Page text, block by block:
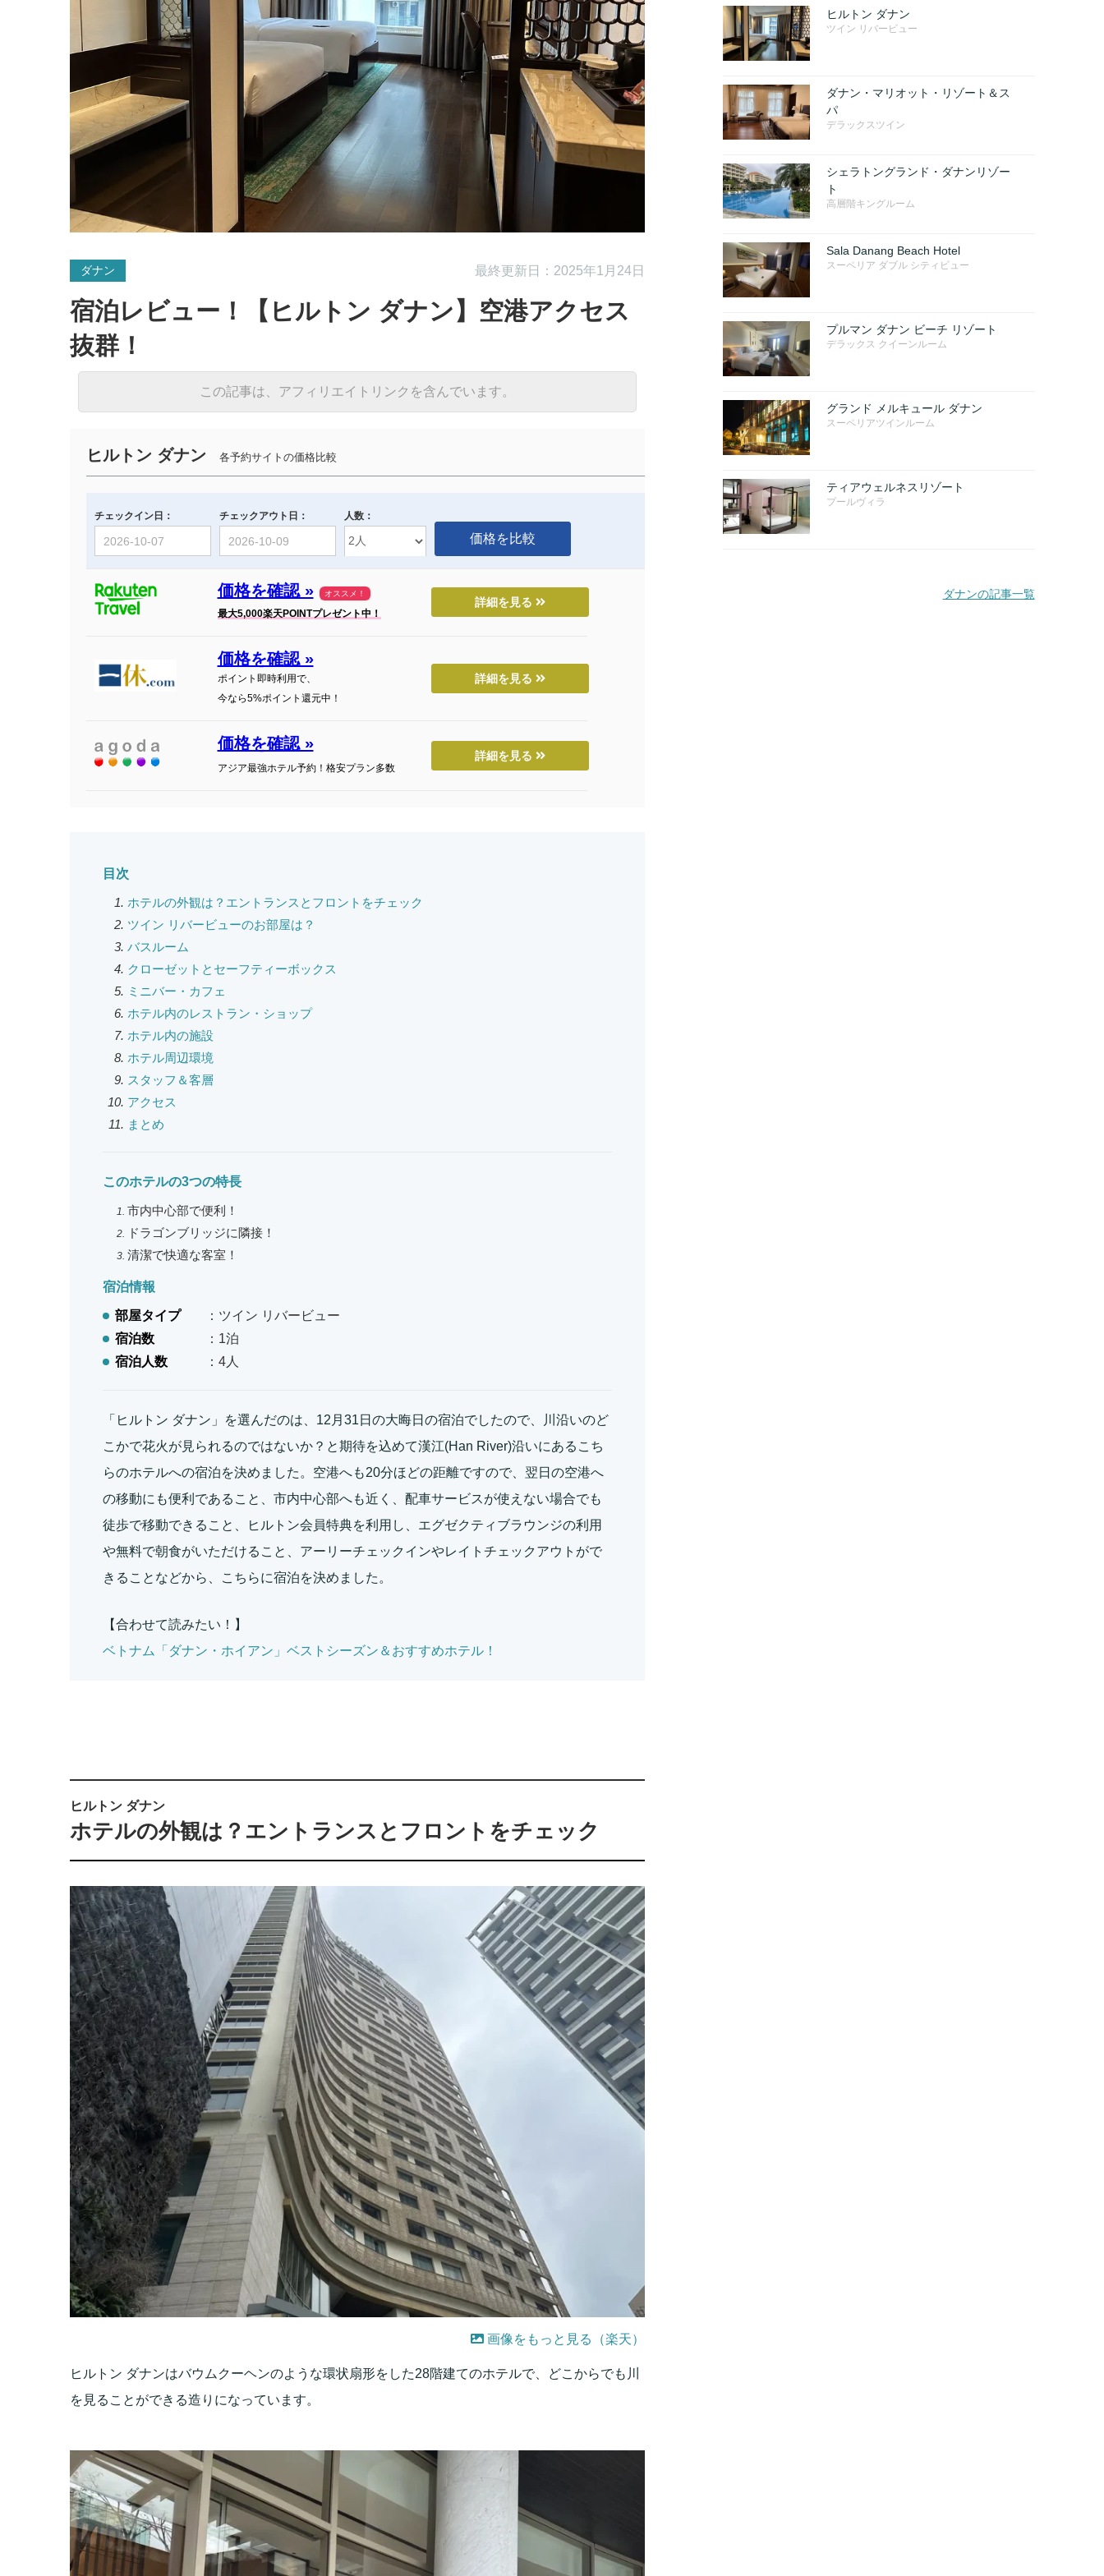
ダナン 最終更新日：2025年1月24日
宿泊レビュー！【ヒルトン ダナン】空港アクセス
抜群！
この記事は、アフィリエイトリンクを含んでいます。
ヒルトン ダナン 各予約サイトの価格比較
チェックイン日： チェックアウト日： 人数：
価格を確認 » オススメ！
最大5,000楽天POINTプレゼント中！
詳細を見る
価格を確認 »
ポイント即時利用で、
今なら5%ポイント還元中！
詳細を見る
価格を確認 »
アジア最強ホテル予約！格安プラン多数
詳細を見る
目次
ホテルの外観は？エントランスとフロントをチェック
ツイン リバービューのお部屋は？
バスルーム
クローゼットとセーフティーボックス
ミニバー・カフェ
ホテル内のレストラン・ショップ
ホテル内の施設
ホテル周辺環境
スタッフ＆客層
アクセス
まとめ
このホテルの3つの特長
市内中心部で便利！
ドラゴンブリッジに隣接！
清潔で快適な客室！
宿泊情報
部屋タイプ
：ツイン リバービュー
宿泊数
：1泊
宿泊人数
：4人
「ヒルトン ダナン」を選んだのは、12月31日の大晦日の宿泊でしたので、川沿いのど
こかで花火が見られるのではないか？と期待を込めて漢江(Han River)沿いにあるこち
らのホテルへの宿泊を決めました。空港へも20分ほどの距離ですので、翌日の空港へ
の移動にも便利であること、市内中心部へも近く、配車サービスが使えない場合でも
徒歩で移動できること、ヒルトン会員特典を利用し、エグゼクティブラウンジの利用
や無料で朝食がいただけること、アーリーチェックインやレイトチェックアウトがで
きることなどから、こちらに宿泊を決めました。
【合わせて読みたい！】
ベトナム「ダナン・ホイアン」ベストシーズン＆おすすめホテル！
ヒルトン ダナン
ホテルの外観は？エントランスとフロントをチェック
画像をもっと見る（楽天）
ヒルトン ダナンはバウムクーヘンのような環状扇形をした28階建てのホテルで、どこからでも川
を見ることができる造りになっています。
ヒルトン ダナン
ツイン リバービュー
ダナン・マリオット・リゾート＆ス
パ
デラックスツイン
シェラトングランド・ダナンリゾー
ト
高層階キングルーム
Sala Danang Beach Hotel
スーペリア ダブル シティビュー
プルマン ダナン ビーチ リゾート
デラックス クイーンルーム
グランド メルキュール ダナン
スーペリアツインルーム
ティアウェルネスリゾート
プールヴィラ
ダナンの記事一覧